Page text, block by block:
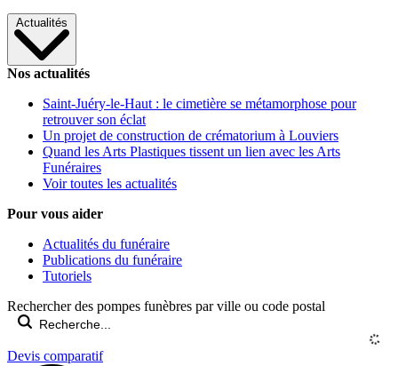
Actualités
Nos actualités
Saint-Juéry-le-Haut : le cimetière se métamorphose pour
retrouver son éclat
Un projet de construction de crématorium à Louviers
Quand les Arts Plastiques tissent un lien avec les Arts
Funéraires
Voir toutes les actualités
Pour vous aider
Actualités du funéraire
Publications du funéraire
Tutoriels
Rechercher des pompes funèbres par ville ou code postal
Devis comparatif